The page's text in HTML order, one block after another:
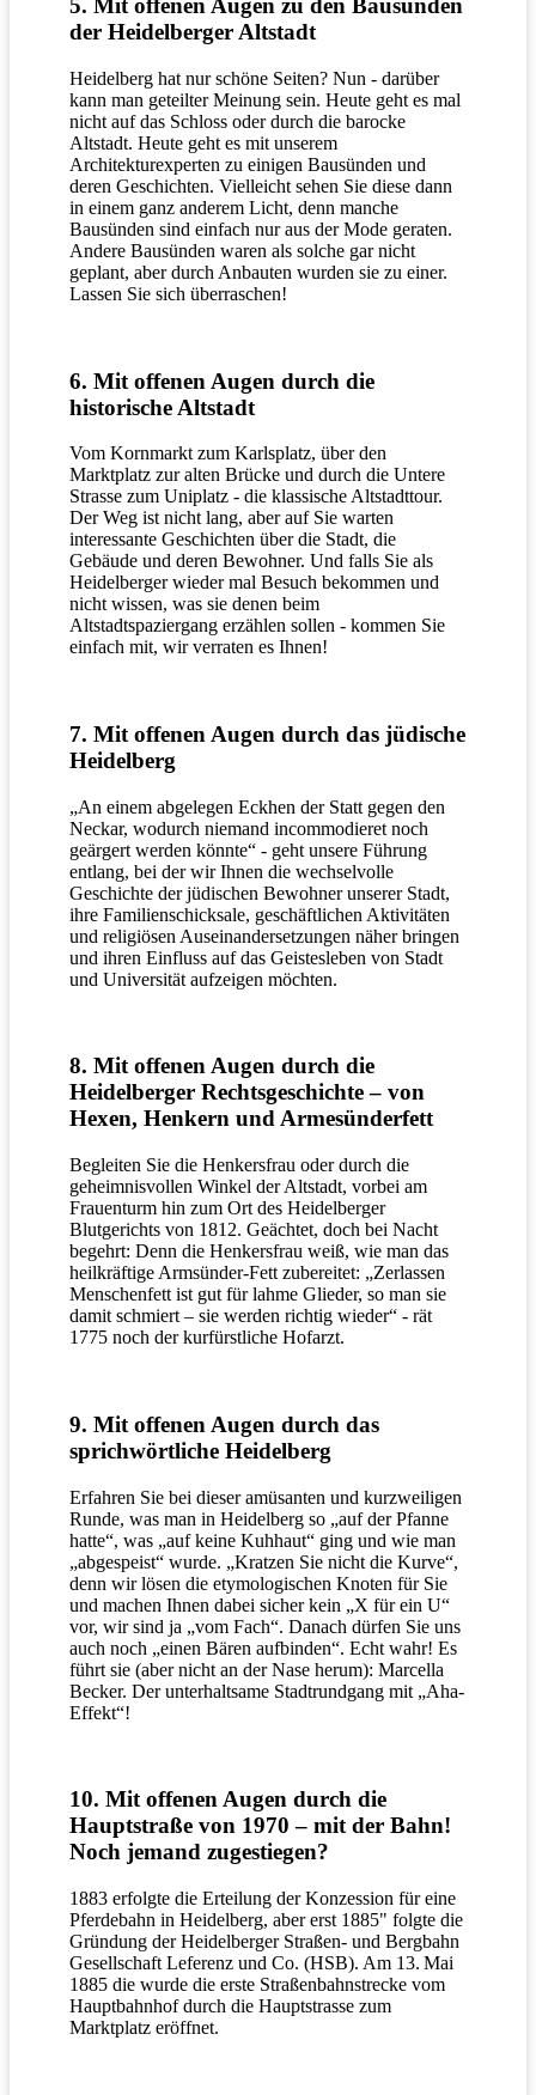
5. Mit offenen Augen zu den Bausünden
der Heidelberger Altstadt
Heidelberg hat nur schöne Seiten? Nun - darüber
kann man geteilter Meinung sein. Heute geht es mal
nicht auf das Schloss oder durch die barocke
Altstadt. Heute geht es mit unserem
Architekturexperten zu einigen Bausünden und
deren Geschichten. Vielleicht sehen Sie diese dann
in einem ganz anderem Licht, denn manche
Bausünden sind einfach nur aus der Mode geraten.
Andere Bausünden waren als solche gar nicht
geplant, aber durch Anbauten wurden sie zu einer.
Lassen Sie sich überraschen!
6. Mit offenen Augen durch die
historische Altstadt
Vom Kornmarkt zum Karlsplatz, über den
Marktplatz zur alten Brücke und durch die Untere
Strasse zum Uniplatz - die klassische Altstadttour.
Der Weg ist nicht lang, aber auf Sie warten
interessante Geschichten über die Stadt, die
Gebäude und deren Bewohner. Und falls Sie als
Heidelberger wieder mal Besuch bekommen und
nicht wissen, was sie denen beim
Altstadtspaziergang erzählen sollen - kommen Sie
einfach mit, wir verraten es Ihnen!
7. Mit offenen Augen durch das jüdische
Heidelberg
„An einem abgelegen Eckhen der Statt gegen den
Neckar, wodurch niemand incommodieret noch
geärgert werden könnte“ - geht unsere Führung
entlang, bei der wir Ihnen die wechselvolle
Geschichte der jüdischen Bewohner unserer Stadt,
ihre Familienschicksale, geschäftlichen Aktivitäten
und religiösen Auseinandersetzungen näher bringen
und ihren Einfluss auf das Geistesleben von Stadt
und Universität aufzeigen möchten.
8. Mit offenen Augen durch die
Heidelberger Rechtsgeschichte – von
Hexen, Henkern und Armesünderfett
Begleiten Sie die Henkersfrau oder durch die
geheimnisvollen Winkel der Altstadt, vorbei am
Frauenturm hin zum Ort des Heidelberger
Blutgerichts von 1812. Geächtet, doch bei Nacht
begehrt: Denn die Henkersfrau weiß, wie man das
heilkräftige Armsünder-Fett zubereitet: „Zerlassen
Menschenfett ist gut für lahme Glieder, so man sie
damit schmiert – sie werden richtig wieder“ - rät
1775 noch der kurfürstliche Hofarzt.
9. Mit offenen Augen durch das
sprichwörtliche Heidelberg
Erfahren Sie bei dieser amüsanten und kurzweiligen
Runde, was man in Heidelberg so „auf der Pfanne
hatte“, was „auf keine Kuhhaut“ ging und wie man
„abgespeist“ wurde. „Kratzen Sie nicht die Kurve“,
denn wir lösen die etymologischen Knoten für Sie
und machen Ihnen dabei sicher kein „X für ein U“
vor, wir sind ja „vom Fach“. Danach dürfen Sie uns
auch noch „einen Bären aufbinden“. Echt wahr! Es
führt sie (aber nicht an der Nase herum): Marcella
Becker. Der unterhaltsame Stadtrundgang mit „Aha-
Effekt“!
10. Mit offenen Augen durch die
Hauptstraße von 1970 – mit der Bahn!
Noch jemand zugestiegen?
1883 erfolgte die Erteilung der Konzession für eine
Pferdebahn in Heidelberg, aber erst 1885" folgte die
Gründung der Heidelberger Straßen- und Bergbahn
Gesellschaft Leferenz und Co. (HSB). Am 13. Mai
1885 die wurde die erste Straßenbahnstrecke vom
Hauptbahnhof durch die Hauptstrasse zum
Marktplatz eröffnet.